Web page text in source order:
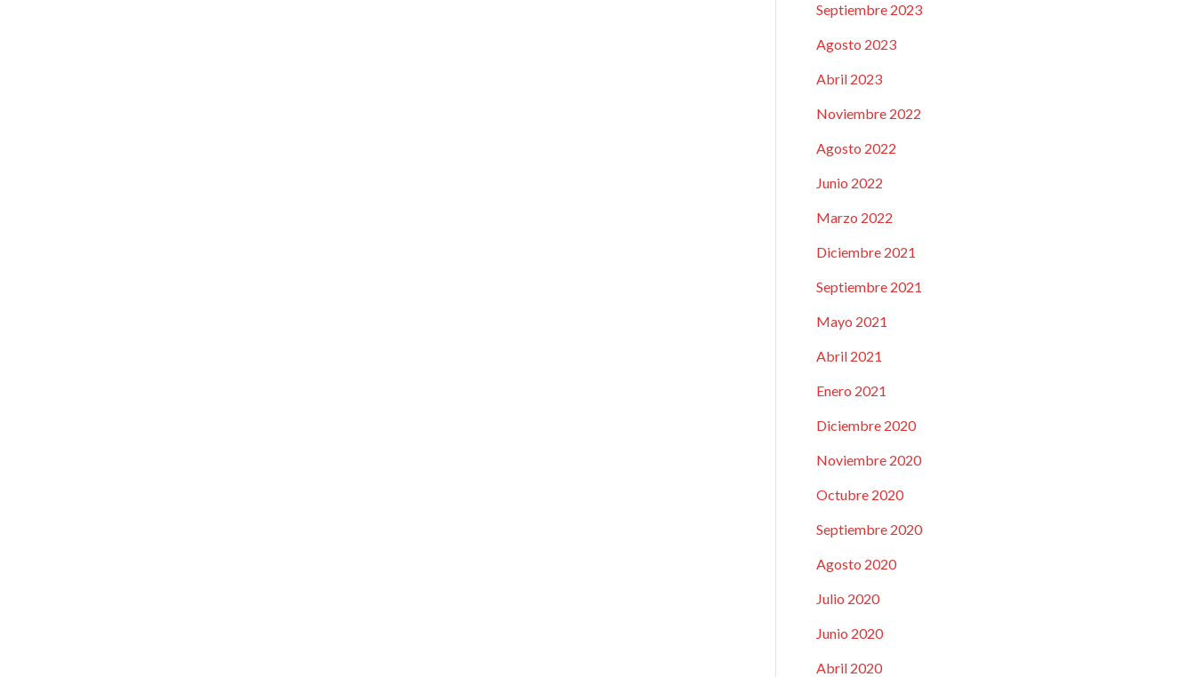
Septiembre 2023
Agosto 2023
Abril 2023
Noviembre 2022
Agosto 2022
Junio 2022
Marzo 2022
Diciembre 2021
Septiembre 2021
Mayo 2021
Abril 2021
Enero 2021
Diciembre 2020
Noviembre 2020
Octubre 2020
Septiembre 2020
Agosto 2020
Julio 2020
Junio 2020
Abril 2020